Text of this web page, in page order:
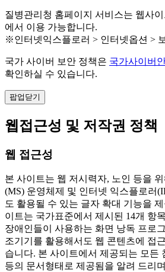
질병관리청 홈페이지 서비스는 웹사
에서 이용 가능합니다.
※인터넷익스플로러 > 인터넷옵션 >
국가 사이버 보안 정책은 국가사이버
확인하실 수 있습니다.
팝업닫기
웹접근성 및 저작권 정책
웹 접근성
본 사이트는 웹 저시력자, 노인 등을
(MS) 운영체제 및 인터넷 익스플로러
도 활용될 수 있는 글자 확대 기능을
이트는 국가표준에서 제시된 14개 항
장애인들이 사용하는 화면 낭독 프로그
조기기를 활용해서도 웹 콘텐츠에 접
습니다. 본 사이트에서 제공되는 모든
등의 문서형태로 제공됨을 알려 드리